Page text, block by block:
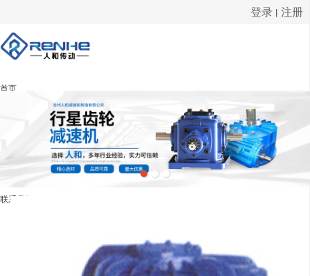
很遗憾，因您的浏览器版本过低导致无法获得最佳浏览体验，推荐下载安装谷歌浏览器！
登录 丨 注册
首页
联系我们